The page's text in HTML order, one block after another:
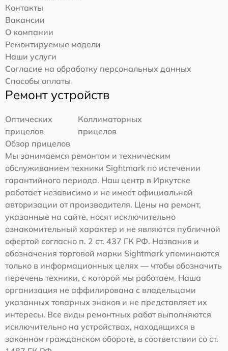
Контакты
Вакансии
О компании
Ремонтируемые модели
Наши услуги
Согласие на обработку персональных данных
Способы оплаты
Ремонт устройств
Оптических
прицелов
Коллиматорных
прицелов
Обзор прицелов
Мы занимаемся ремонтом и техническим
обслуживанием техники Sightmark по истечении
гарантийного периода. Наш центр в Иркутске
работает независимо и не имеет официальной
авторизации от производителя. Цены на ремонт,
указанные на сайте, носят исключительно
ознакомительный характер и не являются публичной
офертой согласно п. 2 ст. 437 ГК РФ. Названия и
обозначения торговой марки Sightmark упоминаются
только в информационных целях — чтобы обозначить
перечень техники, с которой мы работаем. Наша
организация не аффилирована с владельцами
указанных товарных знаков и не представляет их
интересы. Все виды ремонтных работ выполняются
исключительно на устройствах, находящихся в
законном гражданском обороте, в соответствии со ст.